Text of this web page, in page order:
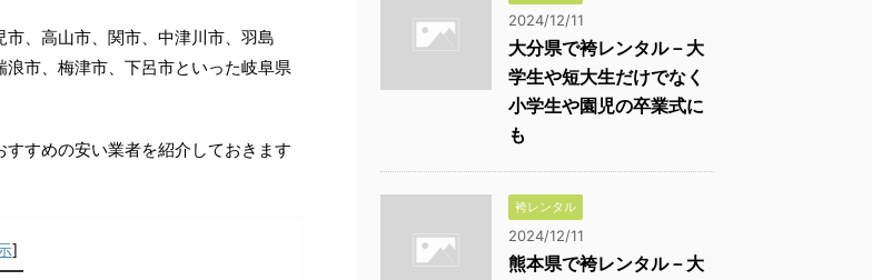
、高山市、関市、中津川市、羽島
市、梅津市、下呂市といった岐阜県
すめの安い業者を紹介しておきます
]
2024/12/11
大分県で袴レンタル－大
学生や短大生だけでなく
小学生や園児の卒業式に
も
袴レンタル
2024/12/11
熊本県で袴レンタル－大